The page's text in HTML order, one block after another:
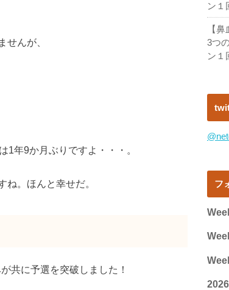
せんが、
1年9か月ぶりですよ・・・。
ね。ほんと幸せだ。
共に予選を突破しました！
ン１
【
3つ
ン１
フ